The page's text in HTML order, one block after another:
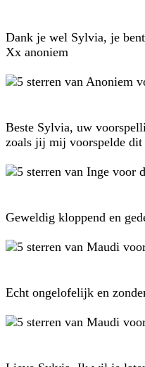
Dank je wel Sylvia, je
Xx anoniem
Beste Sylvia, uw
zoals jij mij voorspelde dit
Geweldig kloppend en
Echt ongelofelijk en